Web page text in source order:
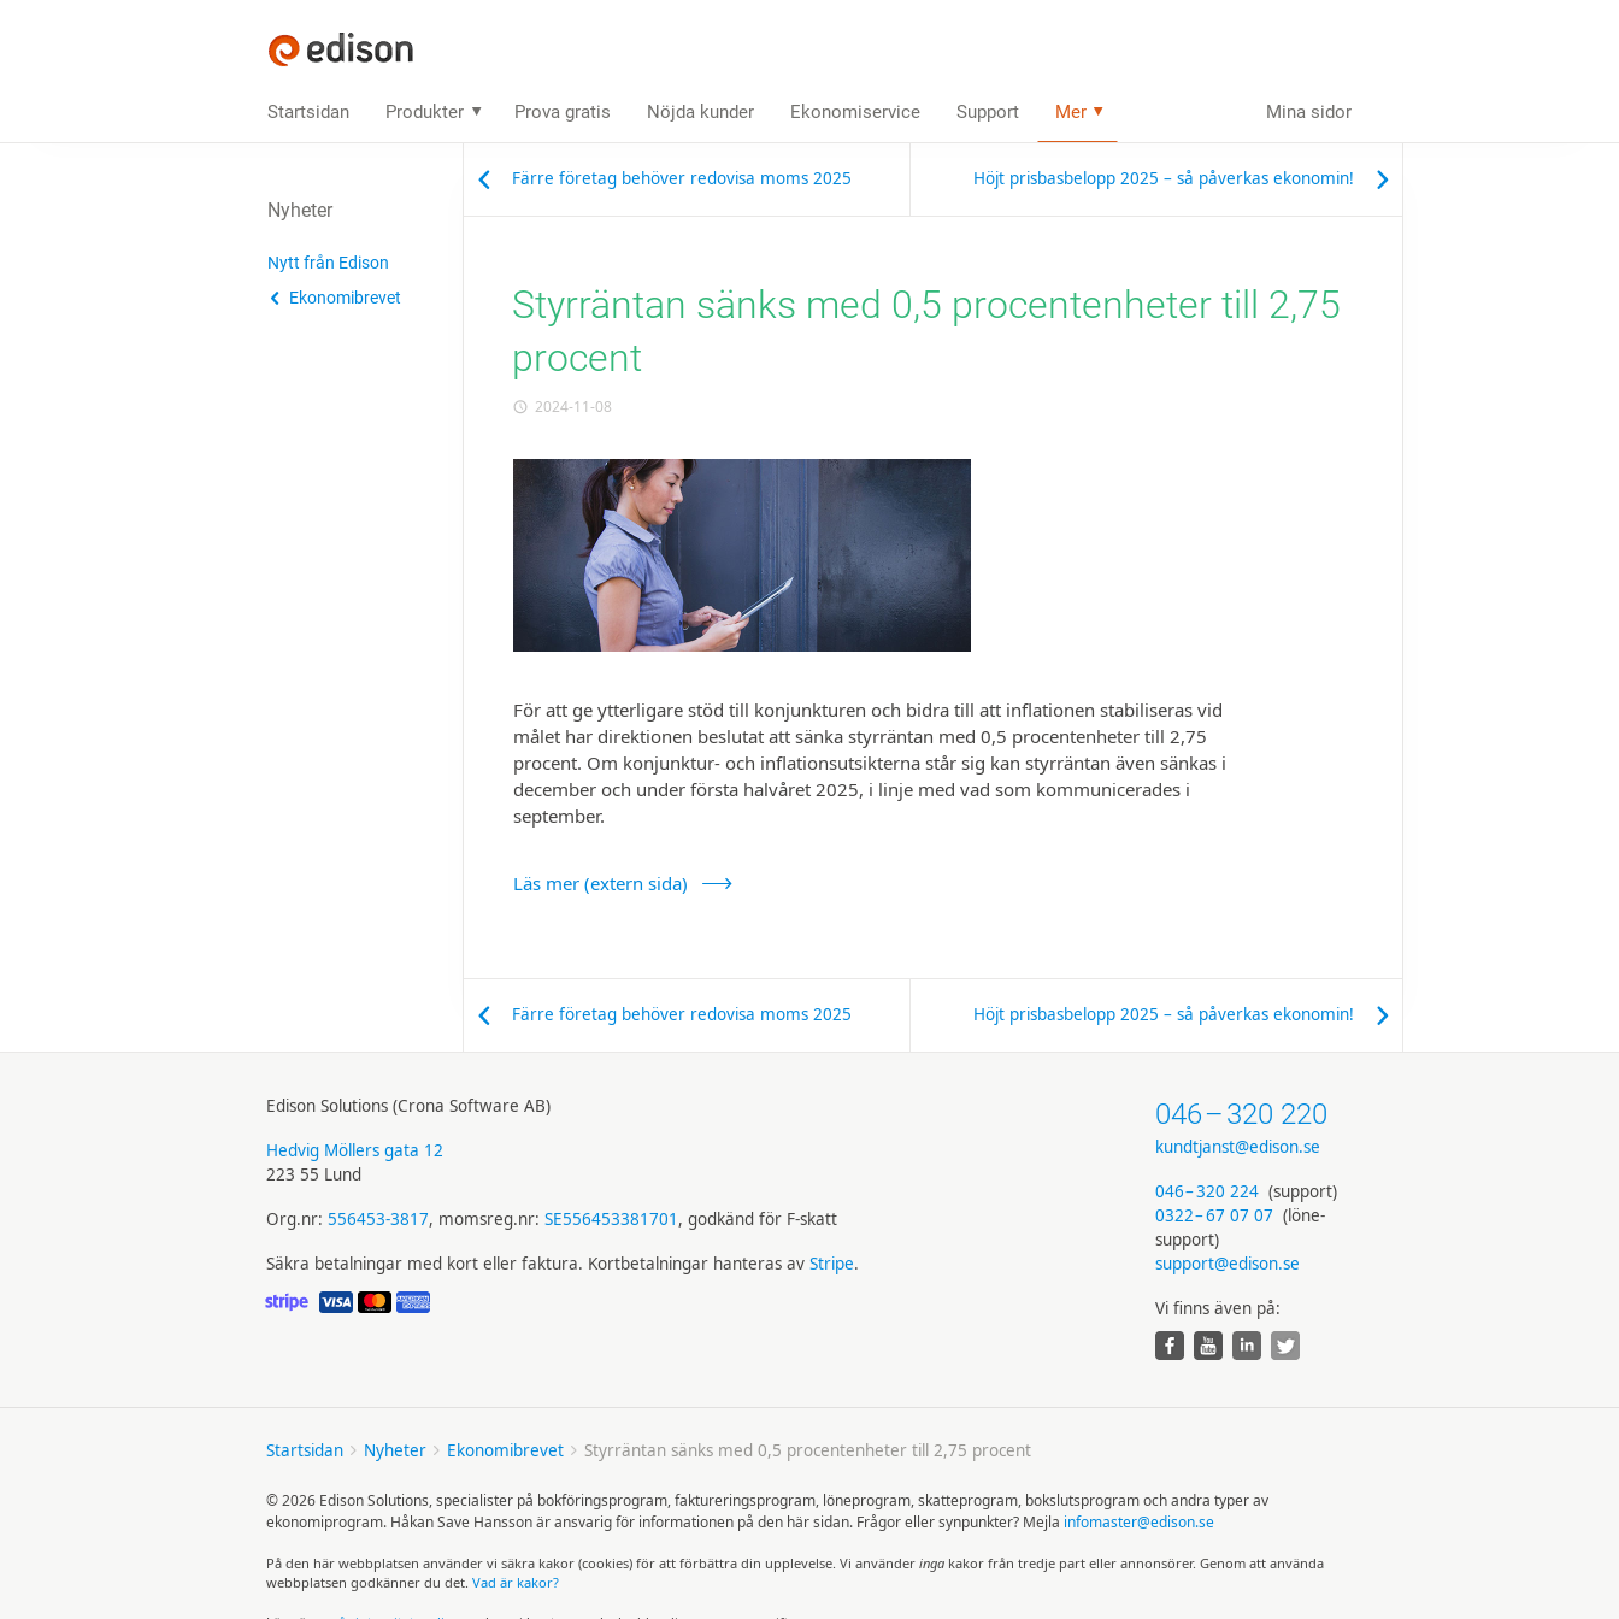
Startsidan Produkter Prova gratis Nöjda kunder Ekonomiservice Support Mer Mina sidor
Färre företag behöver redovisa moms 2025 Höjt prisbasbelopp 2025 – så påverkas ekonomin!
Styrräntan sänks med 0,5 procentenheter till 2,75
procent
2024-11-08
För att ge ytterligare stöd till konjunkturen och bidra till att inflationen stabiliseras vid
målet har direktionen beslutat att sänka styr­räntan med 0,5 procentenheter till 2,75
procent. Om konjunktur- och inflations­utsikterna står sig kan styrräntan även sänkas i
december och under första halvåret 2025, i linje med vad som kommunicerades i
september.
Läs mer (extern sida)
Färre företag behöver redovisa moms 2025 Höjt prisbasbelopp 2025 – så påverkas ekonomin!
Nyheter
Nytt från Edison
Ekonomibrevet
Edison Solutions (Crona Software AB)
Hedvig Möllers gata 12
223 55 Lund
Org.nr: 556453-3817, momsreg.nr: SE556453381701 , godkänd för F-skatt
Säkra betalningar med kort eller faktura. Kortbetalningar hanteras av Stripe.
046–320 220
kundtjanst@edison.se
046–320 224 (support)
0322–67 07 07 (löne­
support)
support@edison.se
Vi finns även på:
Startsidan Nyheter Ekonomibrevet Styrräntan sänks med 0,5 procentenheter till 2,75 procent
© 2026 Edison Solutions, specialister på bokföringsprogram, faktureringsprogram, löneprogram, skatteprogram, bokslutsprogram och andra typer av
ekonomiprogram. Håkan Save Hansson är ansvarig för informationen på den här sidan. Frågor eller synpunkter? Mejla infomaster@edison.se
På den här webb­platsen använder vi säkra kakor (cookies) för att för­bättra din upp­levelse. Vi använder inga kakor från tredje part eller annonsörer. Genom att använda
webb­platsen god­känner du det. Vad är kakor?